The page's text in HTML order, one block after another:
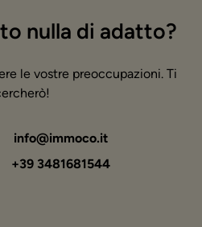
nulla di adatto?
le vostre preoccupazioni. Ti
info@immoco.it
+39 3481681544